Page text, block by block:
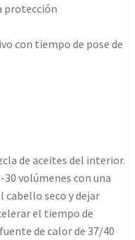
protección
con tiempo de pose de
de aceites del interior.
volúmenes con una
cabello seco y dejar
el tiempo de
de calor de 37/40